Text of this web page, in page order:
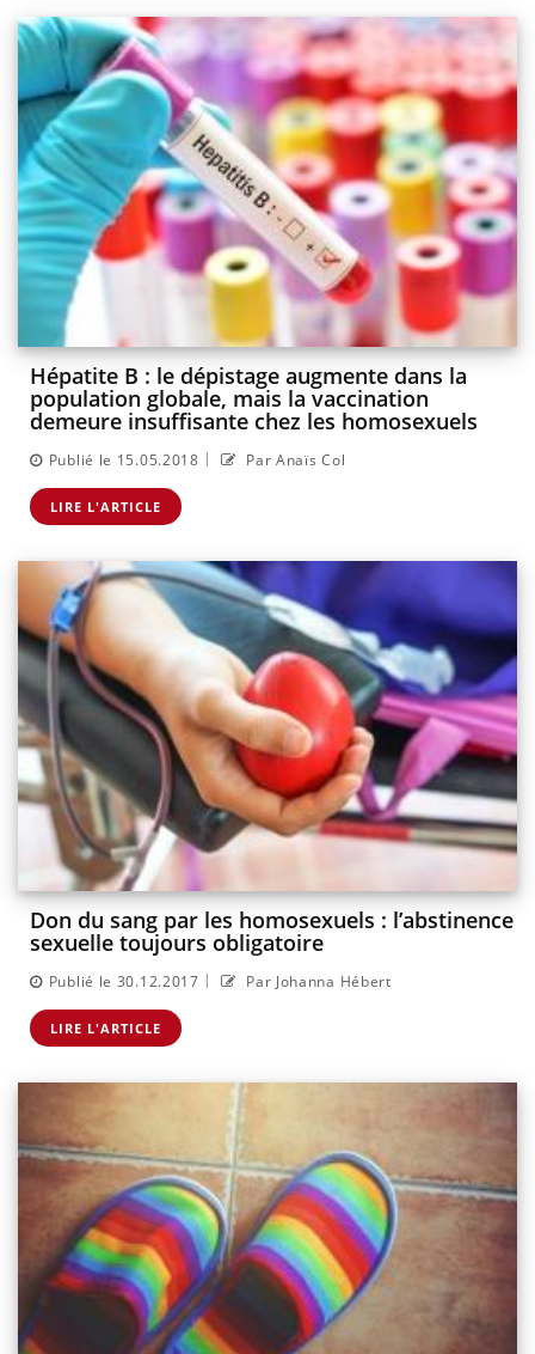
Hépatite B : le dépistage augmente dans la
population globale, mais la vaccination
demeure insuffisante chez les homosexuels
Publié le 15.05.2018 | Par Anaïs Col
LIRE L'ARTICLE
Don du sang par les homosexuels : l’abstinence
sexuelle toujours obligatoire
Publié le 30.12.2017 | Par Johanna Hébert
LIRE L'ARTICLE